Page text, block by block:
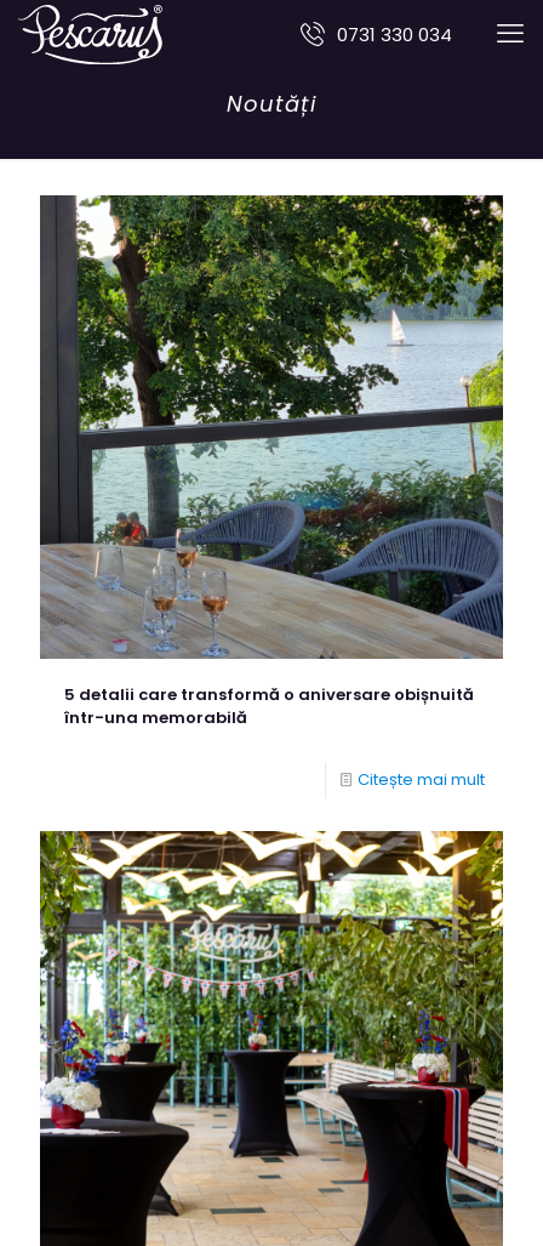
0731 330 034
Noutăți
5 detalii care transformă o aniversare obișnuită
într-una memorabilă
Citește mai mult